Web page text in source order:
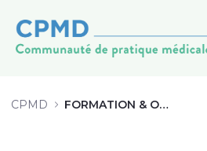
CPMD FORMATION & OUTILS